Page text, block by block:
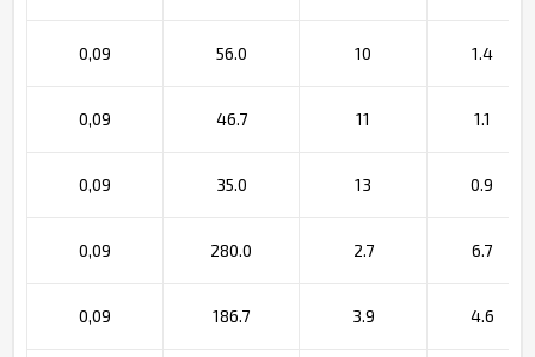
0,09 56.0 10 1.4
0,09 46.7 11 1.1
0,09 35.0 13 0.9
0,09 280.0 2.7 6.7
0,09 186.7 3.9 4.6